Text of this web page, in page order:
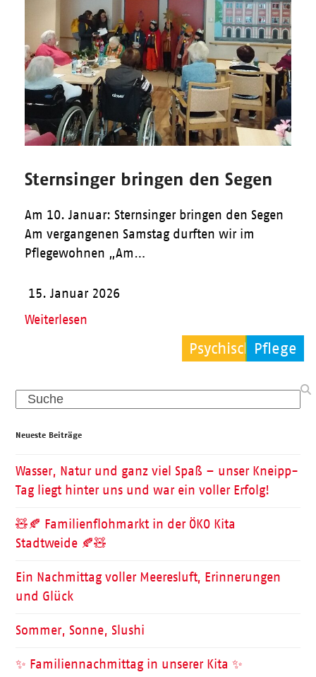
Psychische Hilfe
Kinder
Pflege
Sternsinger bringen den Segen
Am 10. Januar: Sternsinger bringen den Segen
Am vergangenen Samstag durften wir im
Pflegewohnen „Am…
15. Januar 2026
Weiterlesen
Search
Neueste Beiträge
Wasser, Natur und ganz viel Spaß – unser Kneipp-
Tag liegt hinter uns und war ein voller Erfolg!
🧸🍂 Familienflohmarkt in der ÖKO Kita
Stadtweide 🍂🧸
Ein Nachmittag voller Meeresluft, Erinnerungen
und Glück
Sommer, Sonne, Slushi
✨ Familiennachmittag in unserer Kita ✨